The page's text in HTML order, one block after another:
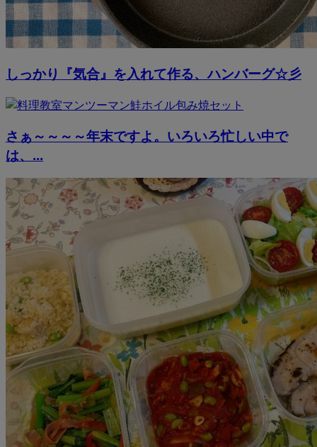
しっかり『気合』を入れて作る、ハンバーグ☆彡
さぁ～～～～年末ですよ。いろいろ忙しい中で
は、...